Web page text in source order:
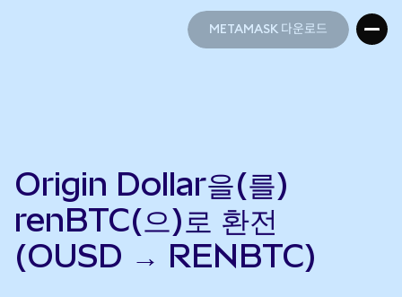
METAMASK 다운로드
Origin Dollar을(를)
renBTC(으)로 환전
(OUSD → RENBTC)